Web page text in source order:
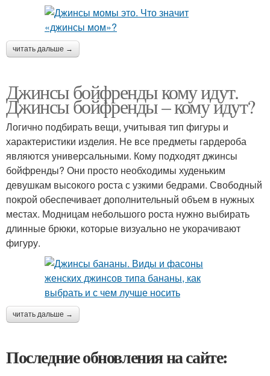
читать дальше →
Джинсы бойфренды кому идут.
Джинсы бойфренды – кому идут?
Логично подбирать вещи, учитывая тип фигуры и
характеристики изделия. Не все предметы гардероба
являются универсальными. Кому подходят джинсы
бойфренды? Они просто необходимы худеньким
девушкам высокого роста с узкими бедрами. Свободный
покрой обеспечивает дополнительный объем в нужных
местах. Модницам небольшого роста нужно выбирать
длинные брюки, которые визуально не укорачивают
фигуру.
читать дальше →
Последние обновления на сайте: